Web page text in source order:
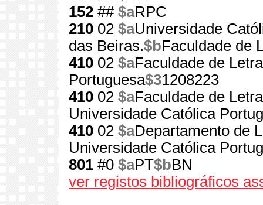
152 ## $aRPC
210 02 $aUniversidade
das Beiras.$bFaculdade de
410 02 $aFaculdade de
Portuguesa$31208223
410 02 $aFaculdade de
Universidade Católica
410 02 $aDepartamento de
Universidade Católica
801 #0 $aPT$bBN
ver registos bibliográficos